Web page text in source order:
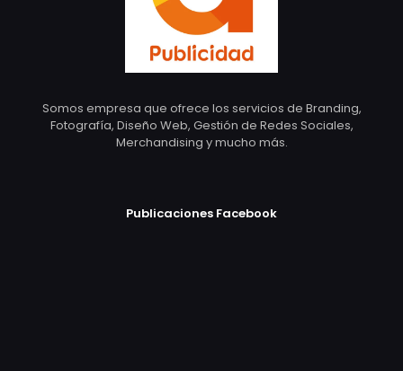
Somos empresa que ofrece los servicios de Branding,
Fotografía, Diseño Web, Gestión de Redes Sociales,
Merchandising y mucho más.
Publicaciones Facebook